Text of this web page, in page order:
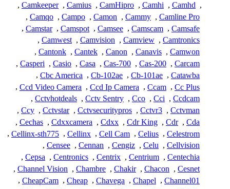
,
Camhd
,
Camhi
,
CamHipro
,
Camius
,
Camkeeper
,
Camline Pro
,
Cammy
,
Camon
,
Campo
,
Camqo
,
Camsafe
,
Camscam
,
Camsee
,
Camspot
,
Camstar
,
Camtronics
,
Camview
,
Camvision
,
Camwest
,
Camwon
,
Canavis
,
Canon
,
Cantek
,
Cantonk
,
Carcam
,
Cas-200
,
Cas-700
,
Casa
,
Casio
,
Casperi
,
Catawba
,
Cb-101ae
,
Cb-102ae
,
Cbc America
,
Cc Plus
,
Ccam
,
Ccd Ip Camera
,
Ccd Video Camera
,
Ccdcam
,
Cci
,
Cco
,
Cctv Sentry
,
Cctvhotdeals
,
Cctvman
,
Cctvr3
,
Cctvsecuritypros
,
Cctvstar
,
Ccy
,
Cda
,
Cdr
,
Cdr King
,
Cdxx
,
Cdxxcamera
,
Cechas
,
Celestrom
,
Celius
,
Cell Cam
,
Cellinx
,
Cellinx-sth775
,
Cellvision
,
Celu
,
Cengiz
,
Cennan
,
Censee
,
Centechia
,
Centrium
,
Centrix
,
Centronics
,
Cepsa
,
Cesnet
,
Chacon
,
Chakir
,
Chambre
,
Channel Vision
,
Channel01
,
Chapel
,
Chavega
,
Cheap
,
CheapCam
,